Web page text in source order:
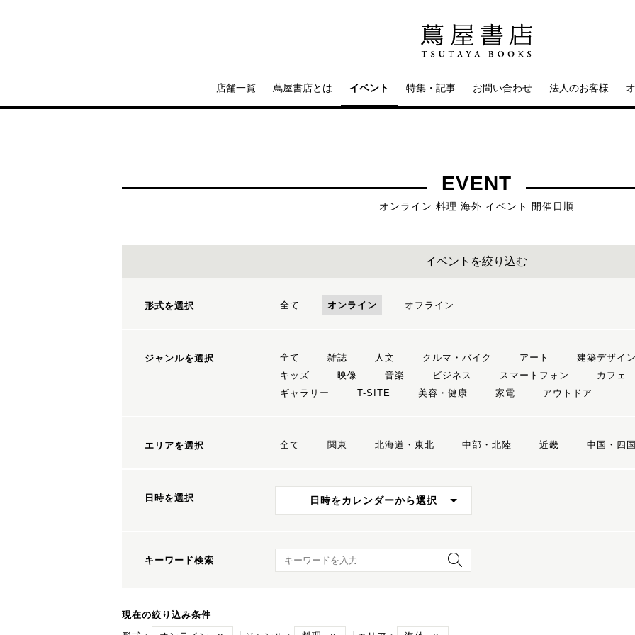
店舗一覧 蔦屋書店とは イベント 特集・記事 お問い合わせ 法人のお客様
EVENT
オンライン 料理 海外 イベント 開催日順
イベントを絞り込む
形式を選択 全て オンライン オフライン
ジャンルを選択 全て 雑誌 人文 クルマ・バイク アート 建築デザイン
キッズ
映像 音楽 ビジネス スマートフォン カフェ
ギャラリー
T-SITE 美容・健康 家電 アウトドア
エリアを選択 全て 関東 北海道・東北 中部・北陸 近畿 中国・四国
日時を選択 日時をカレンダーから選択
キーワード検索 キーワード検索
現在の絞り込み条件